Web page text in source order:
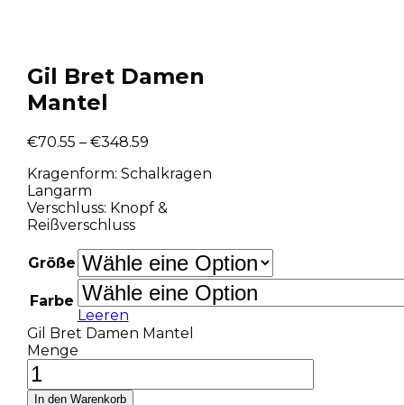
Gil Bret Damen
Mantel
€70.55 – €348.59
Kragenform: Schalkragen
Langarm
Verschluss: Knopf &
Reißverschluss
Größe
Farbe
Leeren
Gil Bret Damen Mantel
Menge
In den Warenkorb